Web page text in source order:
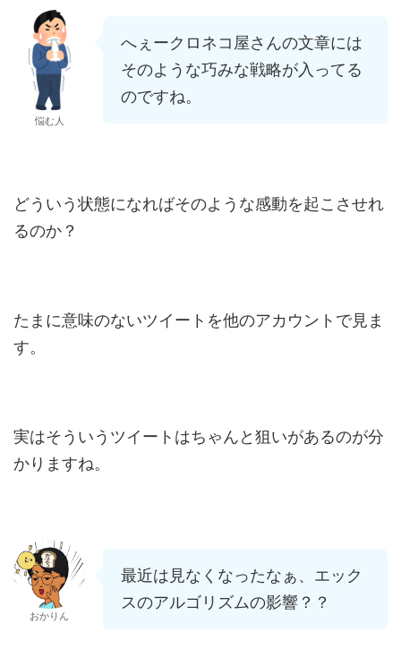
悩む人
へぇークロネコ屋さんの文章には
そのような巧みな戦略が入ってる
のですね。
どういう状態になればそのような感動を起こさせれ
るのか？
たまに意味のないツイートを他のアカウントで見ま
す。
実はそういうツイートはちゃんと狙いがあるのが分
かりますね。
おかりん
最近は見なくなったなぁ、エック
スのアルゴリズムの影響？？